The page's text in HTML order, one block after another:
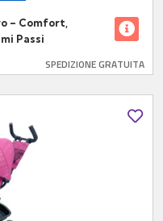
– Comfort,
Passi
SPEDIZIONE GRATUITA